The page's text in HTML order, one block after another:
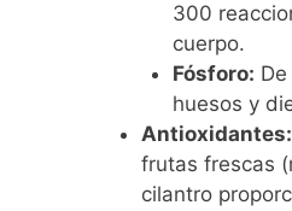
300
cuerpo.
Fósforo:
huesos y
Antioxidantes:
frutas frescas
cilantro